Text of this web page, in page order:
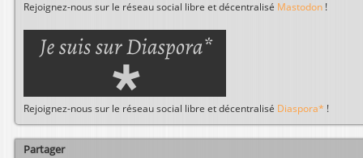
Rejoignez-nous sur le réseau social libre et décentralisé Mastodon !
Rejoignez-nous sur le réseau social libre et décentralisé Diaspora* !
Partager